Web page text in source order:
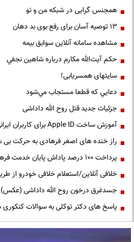
همجنس گرایی در شبکه من و تو
13 توصیه آسان برای رفع بوی بد دهان
مشاهده سامانه آنلاين سوابق بیمه
حكم آيت‌الله مكارم درباره شاهين نجفي
سایتهای همسریابی!
دعايي كه قطعا مستجاب مي‌شود
جزئیات جدید قتل روح الله داداشی
آموزش ساخت Apple ID برای کاربران ایرانی
راز خنده های اصغر فرهادی به حرکت بی
پرداخت ۱۰۰ درصد پاداش پایان خدمت فرهنگیان
خلافی آنلاین/استعلام خلافی خودرو از
جسدغرق درخون روح الله داداشی (عکس)
پاسخ های دکتر توکلی به سوالات کنکوری